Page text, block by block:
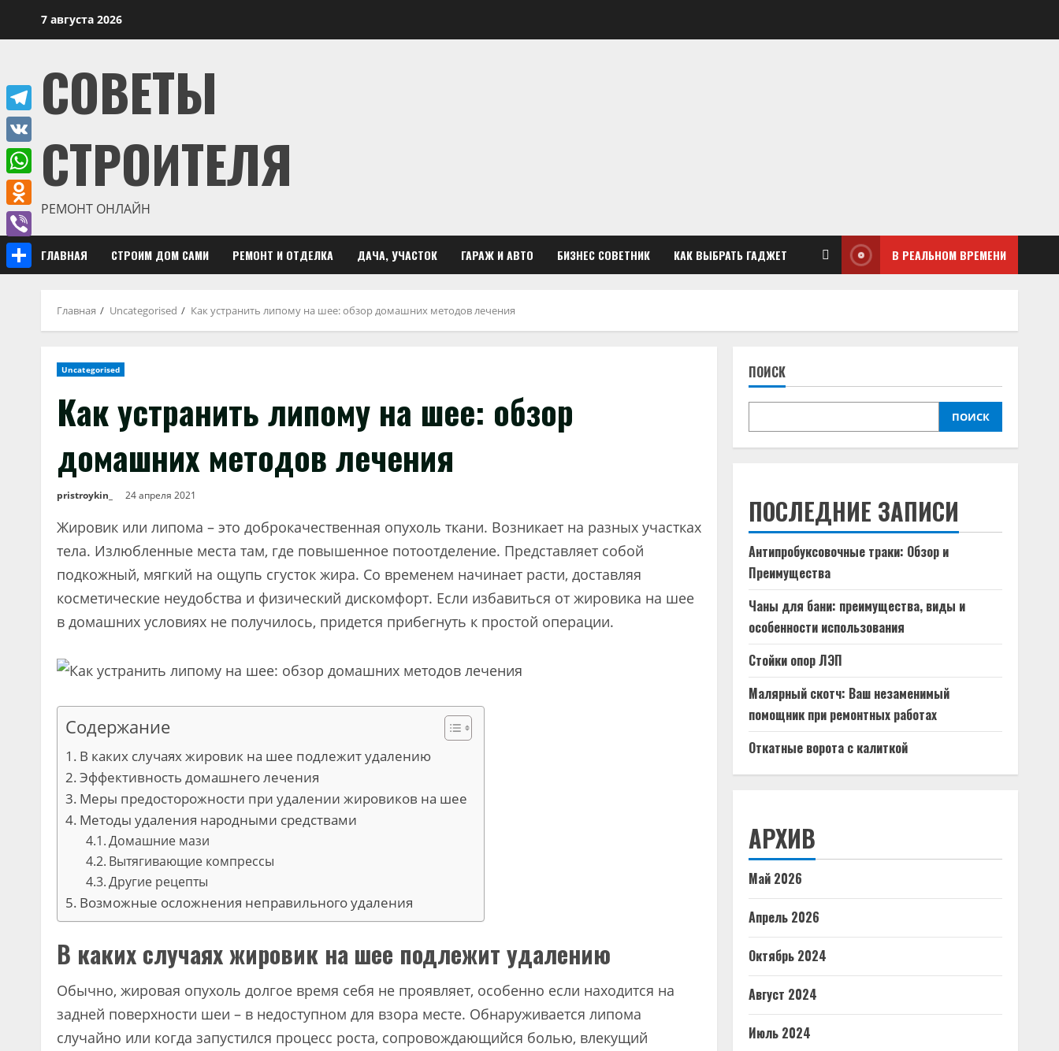
7 августа 2026
СОВЕТЫ
СТРОИТЕЛЯ
РЕМОНТ ОНЛАЙН
ГЛАВНАЯ СТРОИМ ДОМ САМИ РЕМОНТ И ОТДЕЛКА ДАЧА, УЧАСТОК ГАРАЖ И АВТО БИЗНЕС СОВЕТНИК КАК ВЫБРАТЬ ГАДЖЕТ В РЕАЛЬНОМ ВРЕМЕНИ
Главная Uncategorised Как устранить липому на шее: обзор домашних методов лечения
Uncategorised
Как устранить липому на шее: обзор
домашних методов лечения
pristroykin_ 24 апреля 2021
Жировик или липома – это доброкачественная опухоль ткани. Возникает на разных участках
тела. Излюбленные места там, где повышенное потоотделение. Представляет собой
подкожный, мягкий на ощупь сгусток жира. Со временем начинает расти, доставляя
косметические неудобства и физический дискомфорт. Если избавиться от жировика на шее
в домашних условиях не получилось, придется прибегнуть к простой операции.
Содержание
В каких случаях жировик на шее подлежит удалению
Эффективность домашнего лечения
Меры предосторожности при удалении жировиков на шее
Методы удаления народными средствами
Домашние мази
Вытягивающие компрессы
Другие рецепты
Возможные осложнения неправильного удаления
В каких случаях жировик на шее подлежит удалению
Обычно, жировая опухоль долгое время себя не проявляет, особенно если находится на
задней поверхности шеи – в недоступном для взора месте. Обнаруживается липома
случайно или когда запустился процесс роста, сопровождающийся болью, влекущий
ПОИСК
ПОИСК
ПОСЛЕДНИЕ ЗАПИСИ
Антипробуксовочные траки: Обзор и
Преимущества
Чаны для бани: преимущества, виды и
особенности использования
Стойки опор ЛЭП
Малярный скотч: Ваш незаменимый
помощник при ремонтных работах
Откатные ворота с калиткой
АРХИВ
Май 2026
Апрель 2026
Октябрь 2024
Август 2024
Июль 2024
Telegram
VK
WhatsApp
Odnoklassniki
Viber